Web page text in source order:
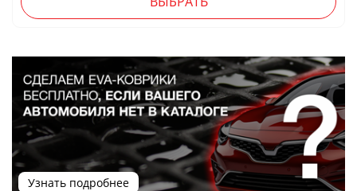
Узнать подробнее